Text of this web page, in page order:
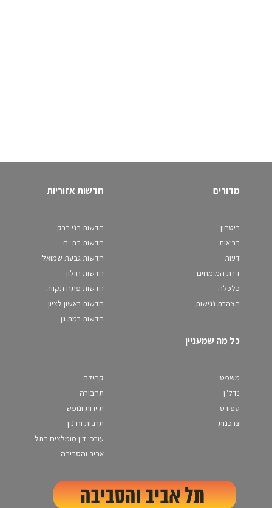
מדורים
ביטחון
בריאות
דעות
זירת המומחים
כלכלה
הצהרת נגישות
חדשות אזוריות
חדשות בני ברק
חדשות בת ים
חדשות גבעת שמואל
חדשות חולון
חדשות פתח תקווה
חדשות ראשון לציון
חדשות רמת גן
כל מה שמעניין
משפטי
נדל"ן
ספורט
צרכנות
קהילה
תחבורה
תיירות ונופש
תרבות וחינוך
עורכי דין מומלצים בתל
אביב והסביבה